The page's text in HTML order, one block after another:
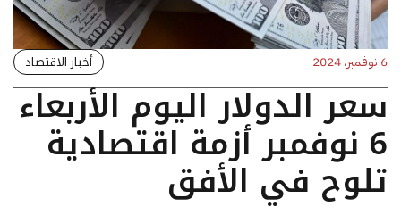
6 نوفمبر، 2024 أخبار الاقتصاد
سعر الدولار اليوم الأربعاء
6 نوفمبر أزمة اقتصادية
تلوح في الأفق